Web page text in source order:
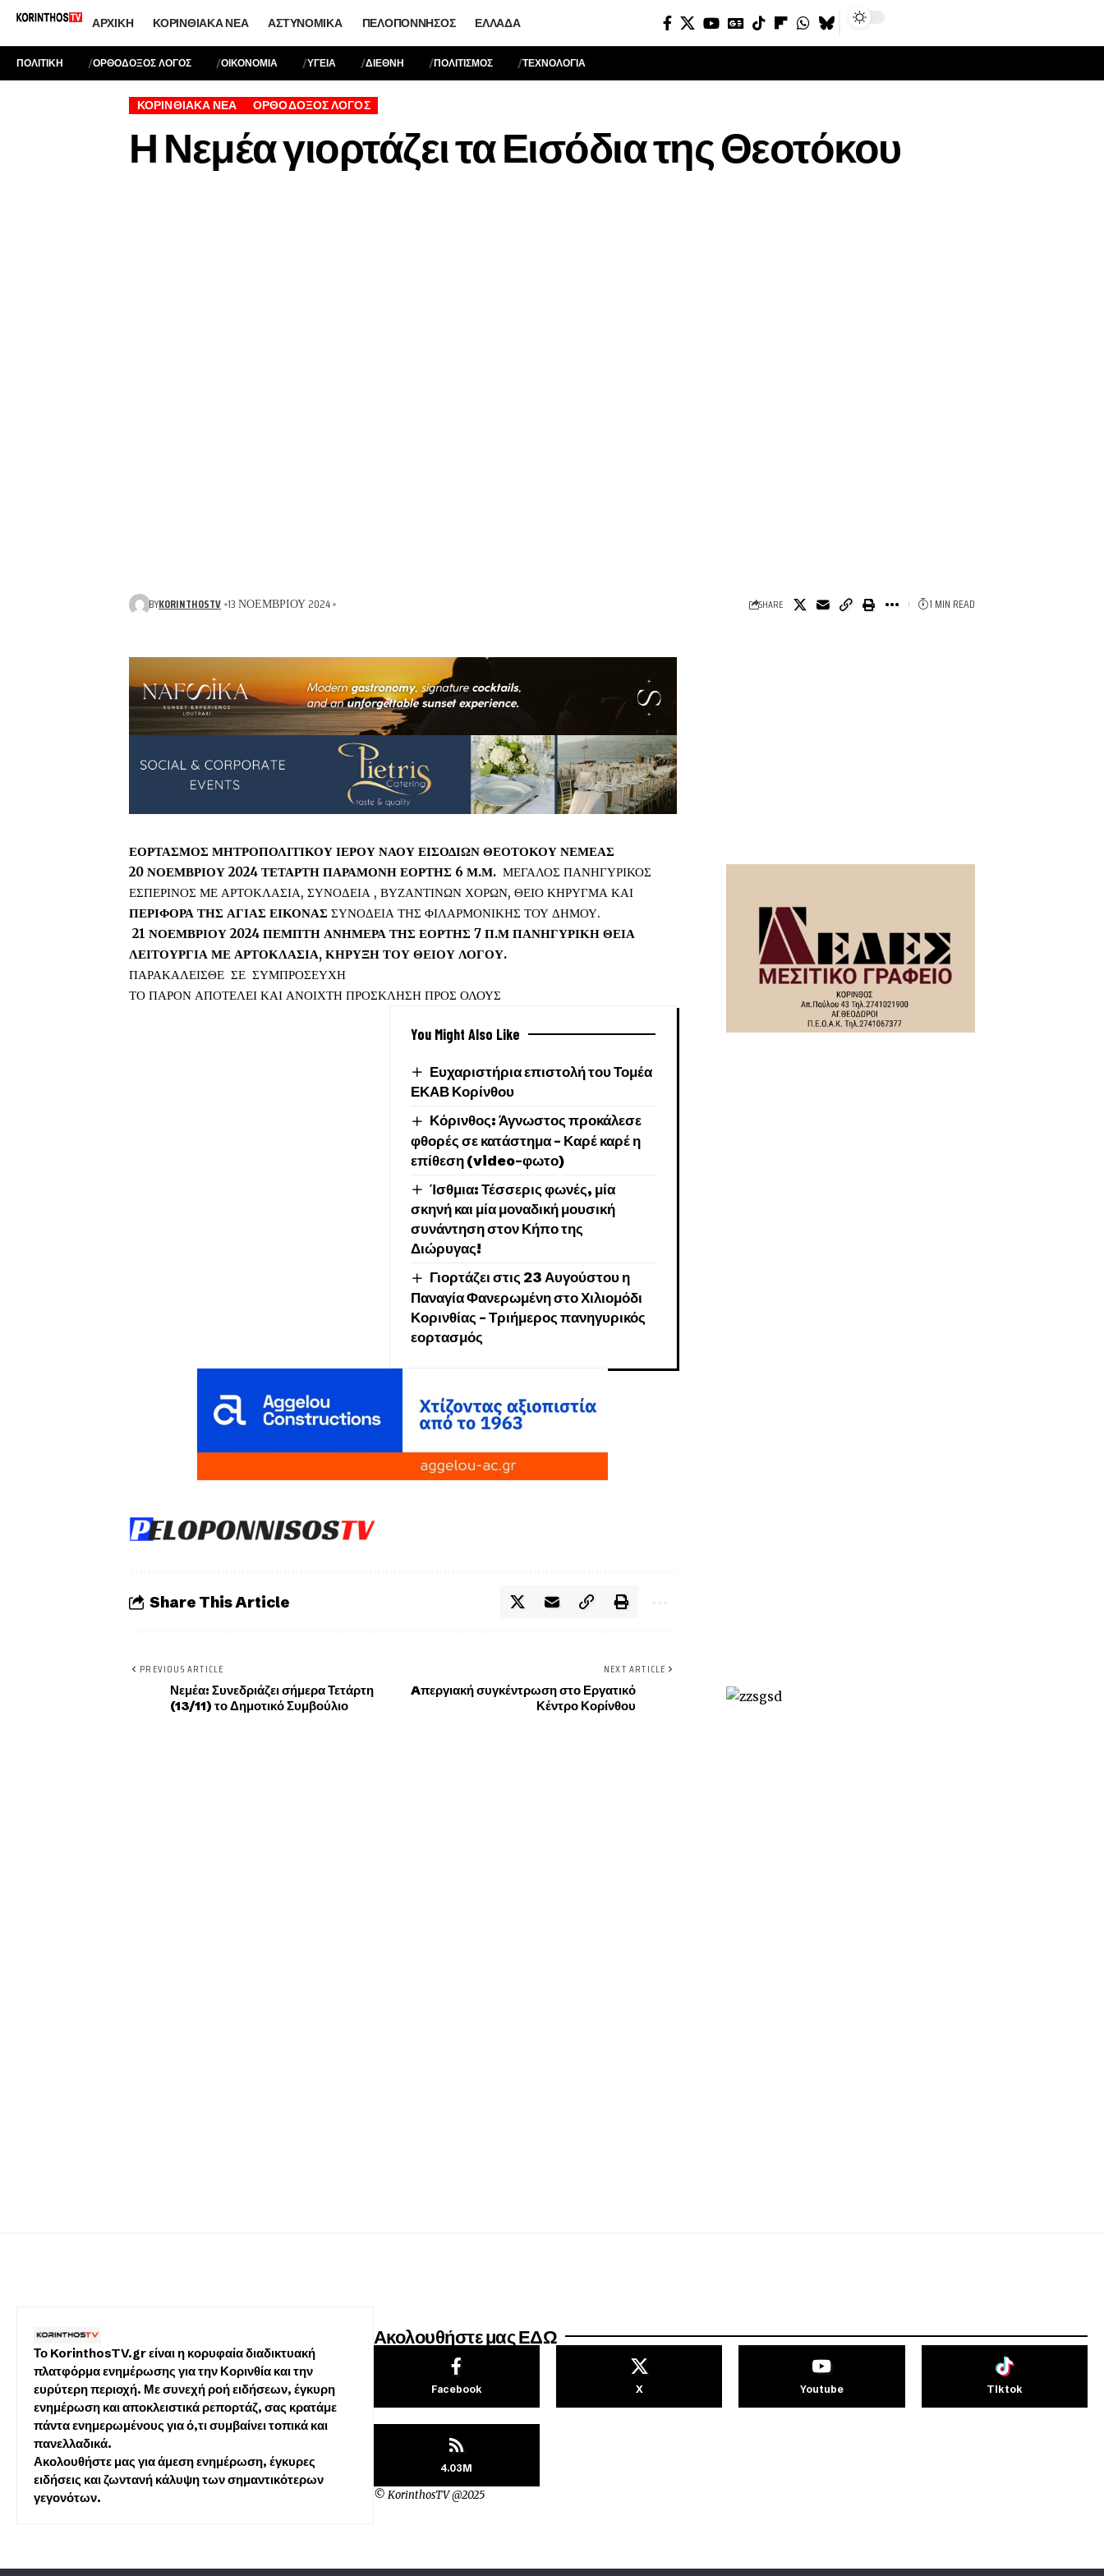
ΑΡΧΙΚΉ ΚΟΡΙΝΘΙΑΚΆ ΝΈΑ ΑΣΤΥΝΟΜΙΚΆ ΠΕΛΟΠΌΝΝΗΣΟΣ ΕΛΛΆΔΑ
ΠΟΛΙΤΙΚΗ ΟΡΘΟΔΟΞΟΣ ΛΟΓΟΣ ΟΙΚΟΝΟΜΙΑ ΥΓΕΙΑ ΔΙΕΘΝΗ ΠΟΛΙΤΙΣΜΟΣ ΤΕΧΝΟΛΟΓΙΑ
ΚΟΡΙΝΘΙΑΚΆ ΝΈΑ ΟΡΘΌΔΟΞΟΣ ΛΌΓΟΣ
Η Νεμέα γιορτάζει τα Εισόδια της Θεοτόκου
BYKORINTHOSTV 13 ΝΟΕΜΒΡΊΟΥ 2024 SHARE 1 MIN READ
ΕΟΡΤΑΣΜΟΣ ΜΗΤΡΟΠΟΛΙΤΙΚΟΥ ΙΕΡΟΥ ΝΑΟΥ ΕΙΣΟΔΙΩΝ ΘΕΟΤΟΚΟΥ ΝΕΜΕΑΣ
20 ΝΟΕΜΒΡΙΟΥ 2024 ΤΕΤΑΡΤΗ ΠΑΡΑΜΟΝΗ ΕΟΡΤΗΣ 6 Μ.Μ. ΜΕΓΑΛΟΣ ΠΑΝΗΓΥΡΙΚΟΣ
ΕΣΠΕΡΙΝΟΣ ΜΕ ΑΡΤΟΚΛΑΣΙΑ, ΣΥΝΟΔΕΙΑ , ΒΥΖΑΝΤΙΝΩΝ ΧΟΡΩΝ, ΘΕΙΟ ΚΗΡΥΓΜΑ ΚΑΙ
ΠΕΡΙΦΟΡΑ ΤΗΣ ΑΓΙΑΣ ΕΙΚΟΝΑΣ ΣΥΝΟΔΕΙΑ ΤΗΣ ΦΙΛΑΡΜΟΝΙΚΗΣ ΤΟΥ ΔΗΜΟΥ.
21 ΝΟΕΜΒΡΙΟΥ 2024 ΠΕΜΠΤΗ ΑΝΗΜΕΡΑ ΤΗΣ ΕΟΡΤΗΣ 7 Π.Μ ΠΑΝΗΓΥΡΙΚΗ ΘΕΙΑ
ΛΕΙΤΟΥΡΓΙΑ ΜΕ ΑΡΤΟΚΛΑΣΙΑ, ΚΗΡΥΞΗ ΤΟΥ ΘΕΙΟΥ ΛΟΓΟΥ.
ΠΑΡΑΚΑΛΕΙΣΘΕ ΣΕ ΣΥΜΠΡΟΣΕΥΧΗ
ΤΟ ΠΑΡΟΝ ΑΠΟΤΕΛΕΙ ΚΑΙ ΑΝΟΙΧΤΗ ΠΡΟΣΚΛΗΣΗ ΠΡΟΣ ΟΛΟΥΣ
You Might Also Like
Ευχαριστήρια επιστολή του Τομέα
ΕΚΑΒ Κορίνθου
Κόρινθος: Άγνωστος προκάλεσε
φθορές σε κατάστημα – Καρέ καρέ η
επίθεση (video-φωτο)
Ίσθμια: Τέσσερις φωνές, μία
σκηνή και μία μοναδική μουσική
συνάντηση στον Κήπο της
Διώρυγας!
Γιορτάζει στις 23 Αυγούστου η
Παναγία Φανερωμένη στο Χιλιομόδι
Κορινθίας – Τριήμερος πανηγυρικός
εορτασμός
Share This Article
PREVIOUS ARTICLE
Νεμέα: Συνεδριάζει σήμερα Τετάρτη
(13/11) το Δημοτικό Συμβούλιο
NEXT ARTICLE
Aπεργιακή συγκέντρωση στο Εργατικό
Κέντρο Κορίνθου
Το KorinthosTV.gr είναι η κορυφαία διαδικτυακή
πλατφόρμα ενημέρωσης για την Κορινθία και την
ευρύτερη περιοχή. Με συνεχή ροή ειδήσεων, έγκυρη
ενημέρωση και αποκλειστικά ρεπορτάζ, σας κρατάμε
πάντα ενημερωμένους για ό,τι συμβαίνει τοπικά και
πανελλαδικά.
Ακολουθήστε μας για άμεση ενημέρωση, έγκυρες
ειδήσεις και ζωντανή κάλυψη των σημαντικότερων
γεγονότων.
Ακολουθήστε μας ΕΔΩ
Facebook X Youtube Tiktok
4.03M
© KorinthosTV @2025